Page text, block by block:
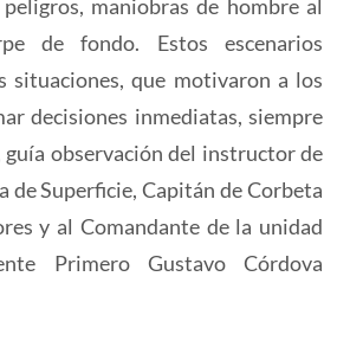
maniobras de hombre al
de fondo. Estos escenarios
situaciones, que motivaron a los
decisiones inmediatas, siempre
guía observación del instructor de
de Superficie, Capitán de Corbeta
y al Comandante de la unidad
Primero Gustavo Córdova